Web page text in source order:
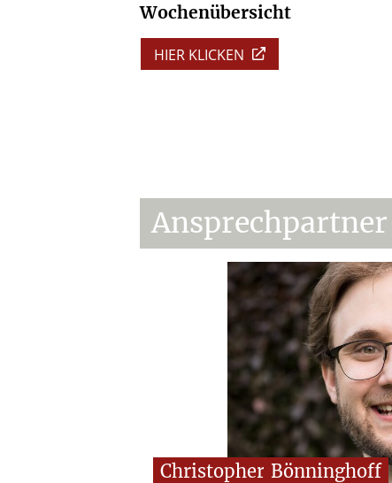
Wochenübersicht
HIER KLICKEN
Ansprechpartner
Christopher Bönninghoff